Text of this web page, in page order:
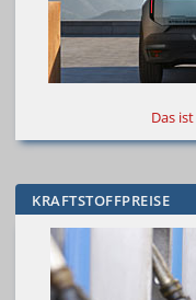
Das
KRAFTSTOFFPREISE